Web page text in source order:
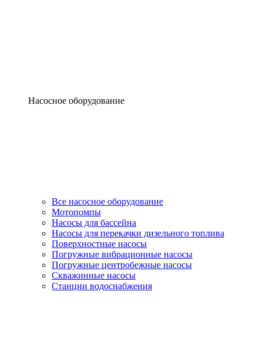
Насосное оборудование
Все насосное оборудование
Мотопомпы
Насосы для бассейна
Насосы для перекачки дизельного топлива
Поверхностные насосы
Погружные вибрационные насосы
Погружные центробежные насосы
Скважинные насосы
Станции водоснабжения